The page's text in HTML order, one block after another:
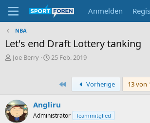
Anmelden
NBA
Let's end Draft Lottery tanking
E
l
l
e
Joe Berry
E
l
l
t
25 Feb. 2019
Erste Vorherige 13 von
Angliru
Administrator Teammitglied